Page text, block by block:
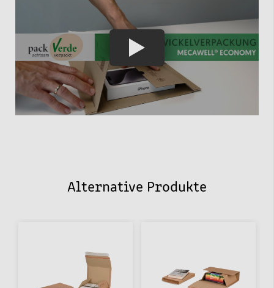
Alternative Produkte